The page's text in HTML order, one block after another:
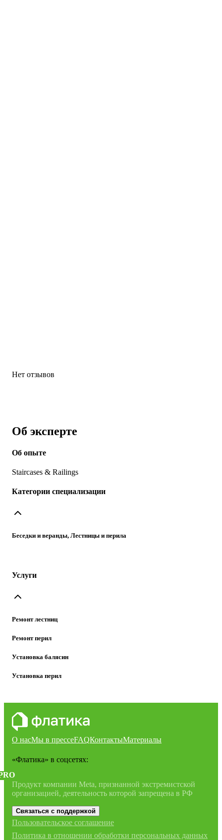
Нет отзывов
Об эксперте
Об опыте
Staircases & Railings
Категории специализации
Беседки и веранды, Лестницы и перила
Услуги
Ремонт лестниц
Ремонт перил
Установка балясин
Установка перил
О насМы в прессеFAQКонтактыМатериалы
«Флатика» в соцсетях:
Продукт компании Meta, признанной экстремистской
организацией, деятельность которой запрещена в РФ
Связаться с поддержкой
Пользовательское соглашение
Политика в отношении обработки персональных данных